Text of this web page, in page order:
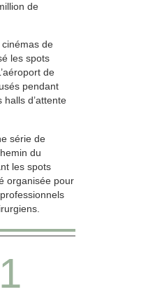
de
de
les spots
de
pendant
d’attente
série de
du
les spots
organisée pour